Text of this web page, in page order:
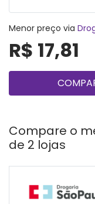
Menor preço via
R$ 17,81
Compare o
de 2 lojas